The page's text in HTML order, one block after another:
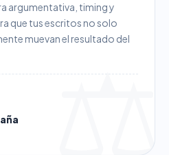
argumentativa, timing y
que tus escritos no solo
muevan el resultado del